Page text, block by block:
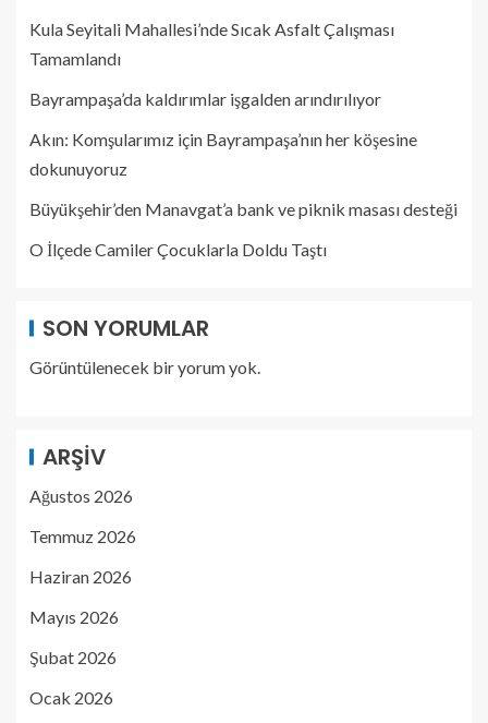
Kula Seyitali Mahallesi’nde Sıcak Asfalt Çalışması
Tamamlandı
Bayrampaşa’da kaldırımlar işgalden arındırılıyor
Akın: Komşularımız için Bayrampaşa’nın her köşesine
dokunuyoruz
Büyükşehir’den Manavgat’a bank ve piknik masası desteği
O İlçede Camiler Çocuklarla Doldu Taştı
SON YORUMLAR
Görüntülenecek bir yorum yok.
ARŞIV
Ağustos 2026
Temmuz 2026
Haziran 2026
Mayıs 2026
Şubat 2026
Ocak 2026